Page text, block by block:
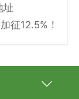
址
征12.5%！